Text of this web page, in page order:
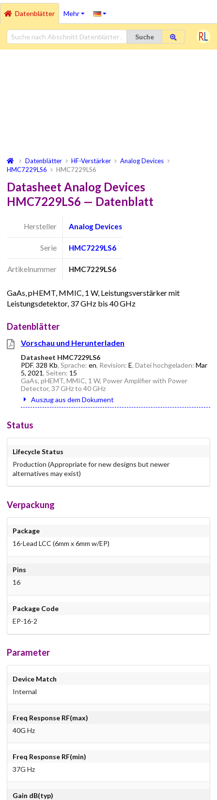
Datenblätter Mehr
Suche
Datenblätter HF-Verstärker
Analog Devices
HMC7229LS6
HMC7229LS6
Datasheet Analog Devices
HMC7229LS6 — Datenblatt
Hersteller Analog Devices
Serie HMC7229LS6
Artikelnummer HMC7229LS6
GaAs, pHEMT, MMIC, 1 W, Leistungsverstärker mit
Leistungsdetektor, 37 GHz bis 40 GHz
Datenblätter
Vorschau und Herunterladen
Datasheet HMC7229LS6
PDF, 328 Kb, Sprache: en, Revision: E, Datei hochgeladen: Mar
5, 2021, Seiten: 15
GaAs, pHEMT, MMIC, 1 W, Power Amplifier with Power
Detector, 37 GHz to 40 GHz
Auszug aus dem Dokument
Status
Lifecycle Status
Production (Appropriate for new designs but newer
alternatives may exist)
Verpackung
Package
16-Lead LCC (6mm x 6mm w/EP)
Pins
16
Package Code
EP-16-2
Parameter
Device Match
Internal
Freq Response RF(max)
40G Hz
Freq Response RF(min)
37G Hz
Gain dB(typ)